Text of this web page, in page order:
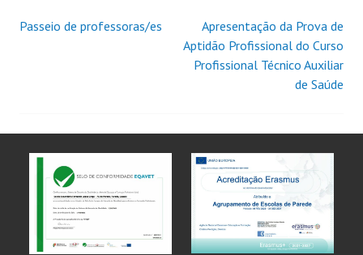
Passeio de professoras/es
Apresentação da Prova de
Aptidão Profissional do Curso
Profissional Técnico Auxiliar
de Saúde